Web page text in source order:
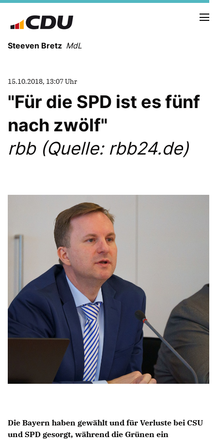
Steeven Bretz MdL
VITA
WAHLKREISBESUCHE
PRESSEFOTOS
MEIN BÜRGERBÜRO
Redebeiträge
Anträge CDU
Kleine Anfragen
CDU Deutschland
CDU Fraktion im Brandenburger Landtag
CDU Brandenburg
CDU Potsdam
15.10.2018, 13:07 Uhr
"Für die SPD ist es fünf
nach zwölf"
rbb (Quelle: rbb24.de)
Die Bayern haben gewählt und für Verluste bei CSU
und SPD gesorgt, während die Grünen ein